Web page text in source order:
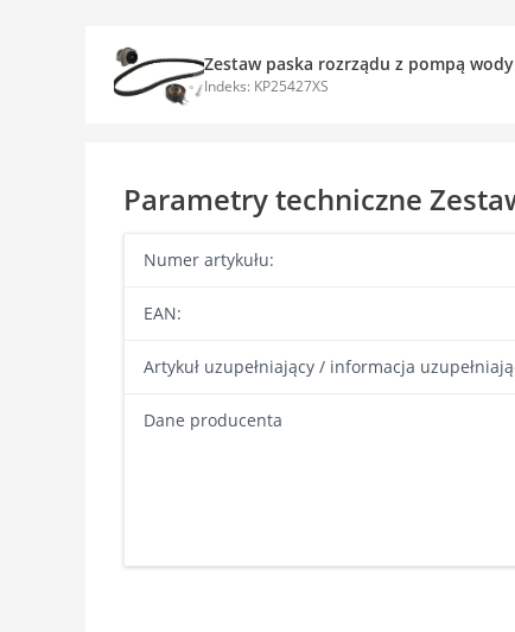
Zestaw paska rozrządu z pompą wody
Indeks: KP25427XS
Parametry techniczne
Numer artykułu:
EAN:
Artykuł uzupełniający / informacja
Dane producenta